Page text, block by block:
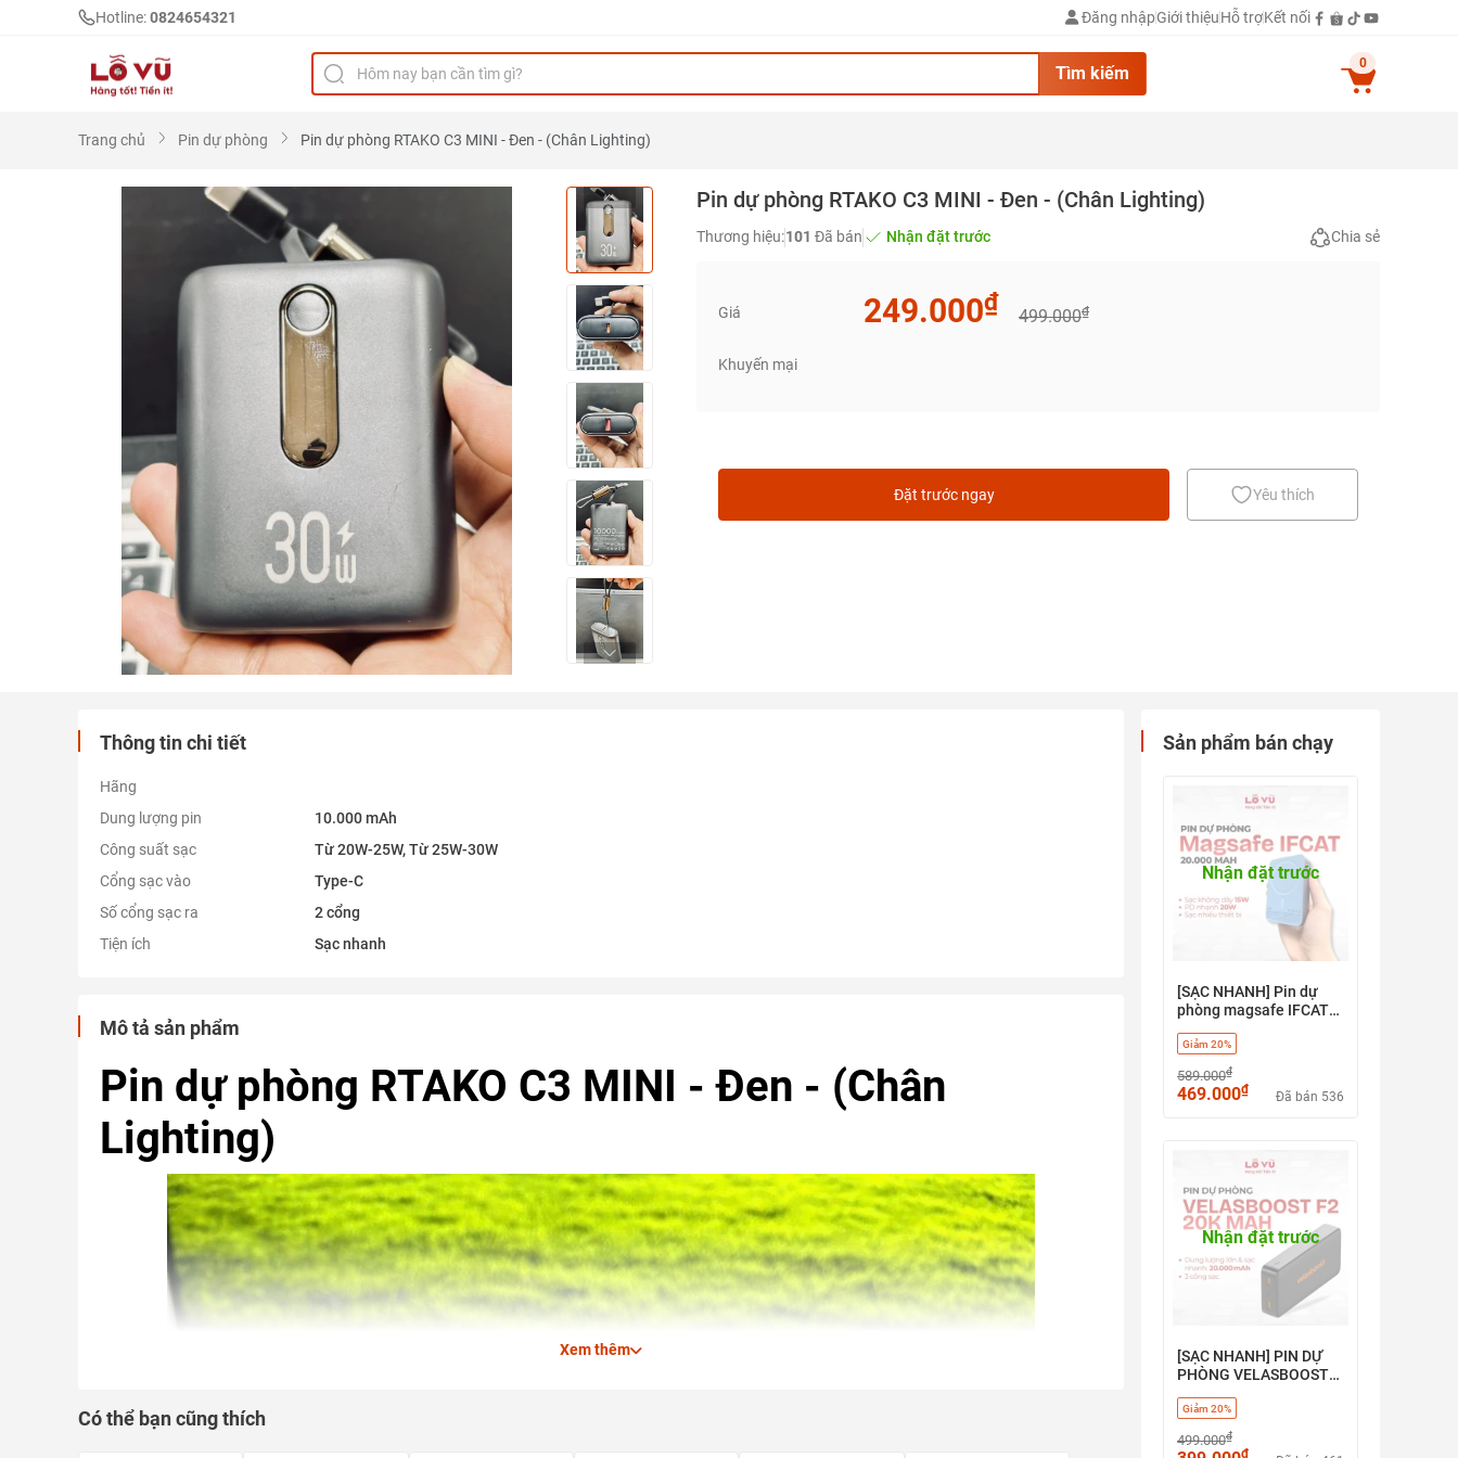
Hotline:0824654321 Đăng nhậpGiới thiệuHỗ trợKết nối
Tìm kiếm 0
Trang chủ Pin dự phòng Pin dự phòng RTAKO C3 MINI - Đen - (Chân Lighting)
Pin dự phòng RTAKO C3 MINI - Đen - (Chân Lighting)
Thương hiệu:101 Đã bán Nhận đặt trước Chia sẻ
Giá 249.000₫
499.000₫
Khuyến mại
Đặt trước ngay Yêu thích
Thông tin chi tiết
Hãng
Dung lượng pin
10.000 mAh
Công suất sạc
Từ 20W-25W, Từ 25W-30W
Cổng sạc vào
Type-C
Số cổng sạc ra
2 cổng
Tiện ích
Sạc nhanh
Mô tả sản phẩm
Pin dự phòng RTAKO C3 MINI - Đen - (Chân
Lighting)
Xem thêm
Có thể bạn cũng thích
Sản phẩm bán chạy
Nhận đặt trước
[SẠC NHANH] Pin dự
phòng magsafe IFCAT
Giảm 20%
589.000₫
469.000₫ Đã bán 536
Nhận đặt trước
[SẠC NHANH] PIN DỰ
PHÒNG VELASBOOST
Giảm 20%
499.000₫
₫